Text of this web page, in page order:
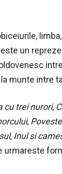
un
munte intre
cu trei nurori,
,
, Inul si
urmareste